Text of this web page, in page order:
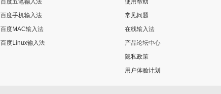
百度五笔输入法
百度手机输入法
百度MAC输入法
百度Linux输入法
使用帮助
常见问题
在线输入法
产品论坛中心
隐私政策
用户体验计划